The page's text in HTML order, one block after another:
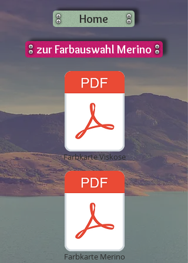
Home
zur Farbauswahl Merino
Farbkarte Viskose
Farbkarte Merino